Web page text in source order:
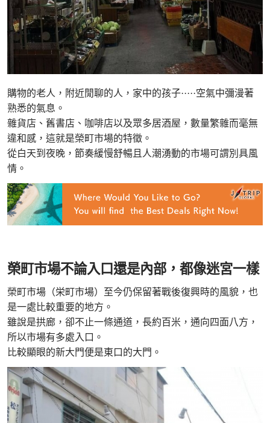
購物的老人，附近閒聊的人，家中的孩子·····空氣中彌漫著
熟悉的氣息。
雜貨店、舊書店、咖啡店以及眾多居酒屋，數量繁雜而毫無
違和感，這就是榮町市場的特徵。
從白天到夜晚，節奏緩慢舒暢且人潮湧動的市場可謂別具風
情。
榮町市場不論入口還是內部，都像迷宮一樣
榮町市場（栄町市場）至今仍保留著戰後復興時的風貌，也
是一處比較重要的地方。
雖說是拱廊，卻不止一條通道，長約百米，通向四面八方，
所以市場有多處入口。
比較顯眼的新大門便是東口的大門。